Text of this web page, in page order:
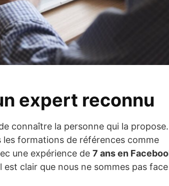
expert reconnu
connaître la personne qui la propose.
formations de références comme
une expérience de 7 ans en
est clair que nous ne sommes pas